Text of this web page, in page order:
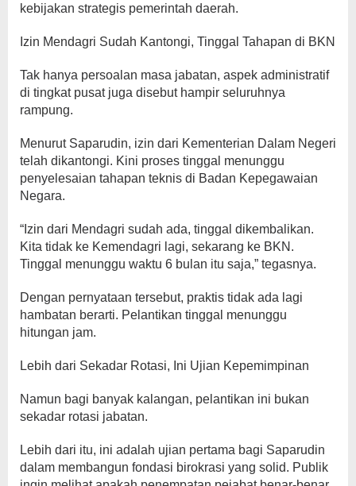
kebijakan strategis pemerintah daerah.
Izin Mendagri Sudah Kantongi, Tinggal Tahapan di BKN
Tak hanya persoalan masa jabatan, aspek administratif
di tingkat pusat juga disebut hampir seluruhnya
rampung.
Menurut Saparudin, izin dari Kementerian Dalam Negeri
telah dikantongi. Kini proses tinggal menunggu
penyelesaian tahapan teknis di Badan Kepegawaian
Negara.
“Izin dari Mendagri sudah ada, tinggal dikembalikan.
Kita tidak ke Kemendagri lagi, sekarang ke BKN.
Tinggal menunggu waktu 6 bulan itu saja,” tegasnya.
Dengan pernyataan tersebut, praktis tidak ada lagi
hambatan berarti. Pelantikan tinggal menunggu
hitungan jam.
Lebih dari Sekadar Rotasi, Ini Ujian Kepemimpinan
Namun bagi banyak kalangan, pelantikan ini bukan
sekadar rotasi jabatan.
Lebih dari itu, ini adalah ujian pertama bagi Saparudin
dalam membangun fondasi birokrasi yang solid. Publik